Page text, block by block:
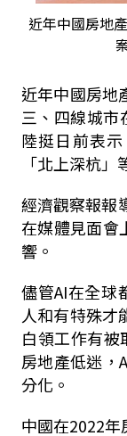
近年中國房地
近年中國房地
三、四線城市
陸挺日前表
「北上深杭
經濟觀察報報
在媒體見面會
響。
儘管AI在全球
人和有特殊才
白領工作有
房地產低迷，
分化。
中國在2022